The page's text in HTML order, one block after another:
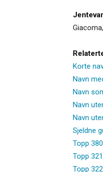
Giacoma,
Korte
Navn
Navn
Navn
Navn
Sjeldne
Topp
Topp
Topp